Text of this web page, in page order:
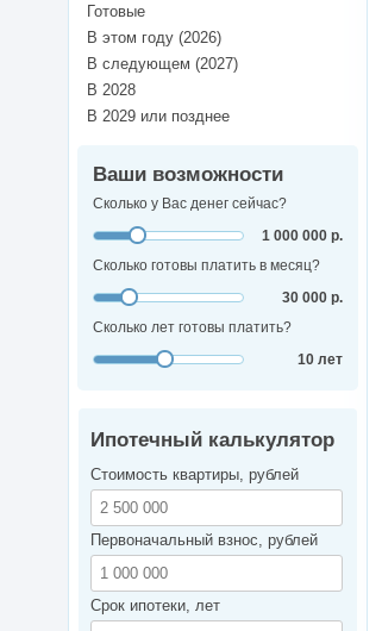
Готовые
В этом году (2026)
В следующем (2027)
В 2028
В 2029 или позднее
Ваши возможности
Сколько у Вас денег сейчас?
1 000 000 р.
Сколько готовы платить в месяц?
30 000 р.
Сколько лет готовы платить?
10 лет
Ипотечный калькулятор
Стоимость квартиры, рублей
Первоначальный взнос, рублей
Срок ипотеки, лет